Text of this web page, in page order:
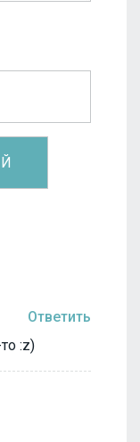
Ответить
:z)